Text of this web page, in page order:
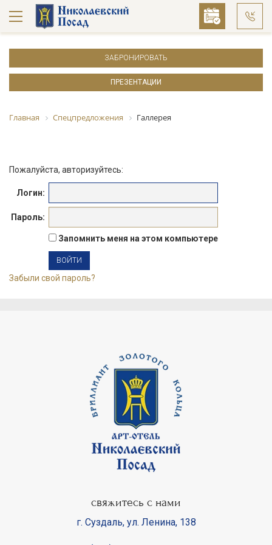
ЗАБРОНИРОВАТЬ
ПРЕЗЕНТАЦИИ
Главная Спецпредложения Галлерея
Пожалуйста, авторизуйтесь:
Логин:
Пароль:
Запомнить меня на этом компьютере
Забыли свой пароль?
свяжитесь с нами
г. Суздаль, ул. Ленина, 138